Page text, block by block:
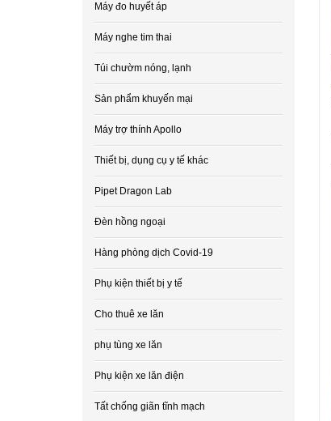
Máy đo huyết áp
Máy nghe tim thai
Túi chườm nóng, lạnh
Sản phẩm khuyến mại
Máy trợ thính Apollo
Thiết bị, dụng cụ y tế khác
Pipet Dragon Lab
Đèn hồng ngoại
Hàng phòng dịch Covid-19
Phụ kiện thiết bị y tế
Cho thuê xe lăn
phụ tùng xe lăn
Phụ kiện xe lăn điện
Tất chống giãn tĩnh mạch